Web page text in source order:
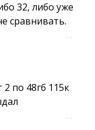
32, либо уже
сравнивать.
···
по 48гб 115к
···